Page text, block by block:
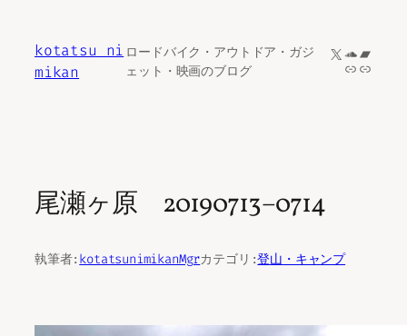
kotatsu ni
mikan
ロードバイク・アウトドア・ガジ
ェット・映画のブログ
X
リンクリンク
尾瀬ヶ原 20190713−0714
執筆者: kotatsunimikanMgrカテゴリ:登山・キャンプ